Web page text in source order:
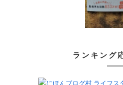
ランキング